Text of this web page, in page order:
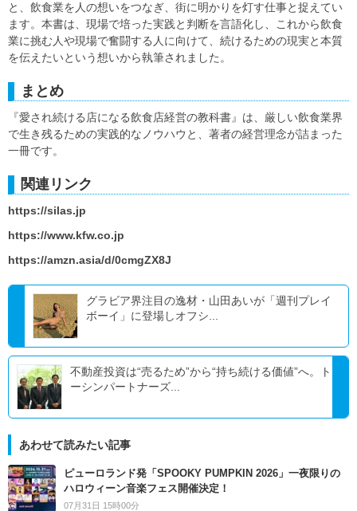
と、飲食業を人の想いをつなぎ、街に明かりを灯す仕事と捉えてい
ます。本書は、現場で培った実践と判断を言語化し、これから飲食
業に挑む人や現場で奮闘する人に向けて、続けるための現実と本質
を伝えたいという想いから執筆されました。
まとめ
『愛され続ける店になる飲食店経営の教科書』は、厳しい飲食業界
で生き残るための実践的なノウハウと、著者の経営理念が詰まった
一冊です。
関連リンク
https://silas.jp
https://www.kfw.co.jp
https://amzn.asia/d/0cmgZX8J
グラビア界注目の逸材・山田あいが「週刊プレイ
ボーイ」に登場しオフシ...
不動産投資は“売るため”から“持ち続ける価値”へ。ト
ーシンパートナーズ...
あわせて読みたい記事
ピューロランド発「SPOOKY PUMPKIN 2026」一夜限りの
ハロウィーン音楽フェス開催決定！
07月31日 15時00分